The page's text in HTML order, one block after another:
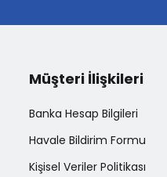
Müşteri İlişkileri
Banka Hesap Bilgileri
Havale Bildirim Formu
Kişisel Veriler Politikası